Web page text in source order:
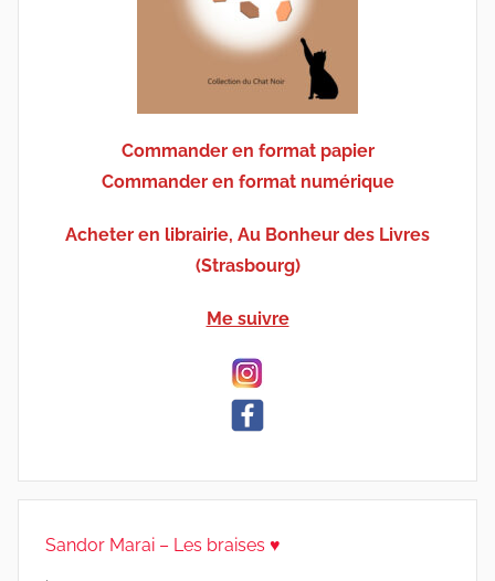
Commander en format papier
Commander en format numérique
Acheter en librairie, Au Bonheur des Livres
(Strasbourg)
Me suivre
Sandor Marai – Les braises ♥
.